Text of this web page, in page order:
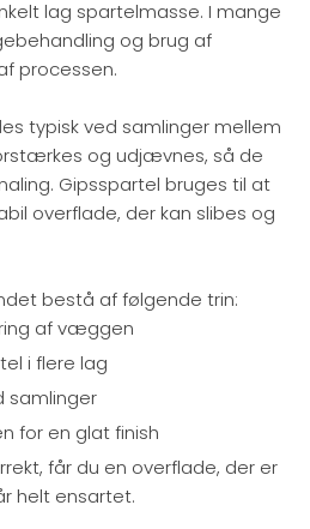
lag spartelmasse. I mange
og brug af
processen.
typisk ved samlinger mellem
og udjævnes, så de
Gipsspartel bruges til at
overflade, der kan slibes og
bestå af følgende trin:
af væggen
i flere lag
samlinger
for en glat finish
får du en overflade, der er
helt ensartet.